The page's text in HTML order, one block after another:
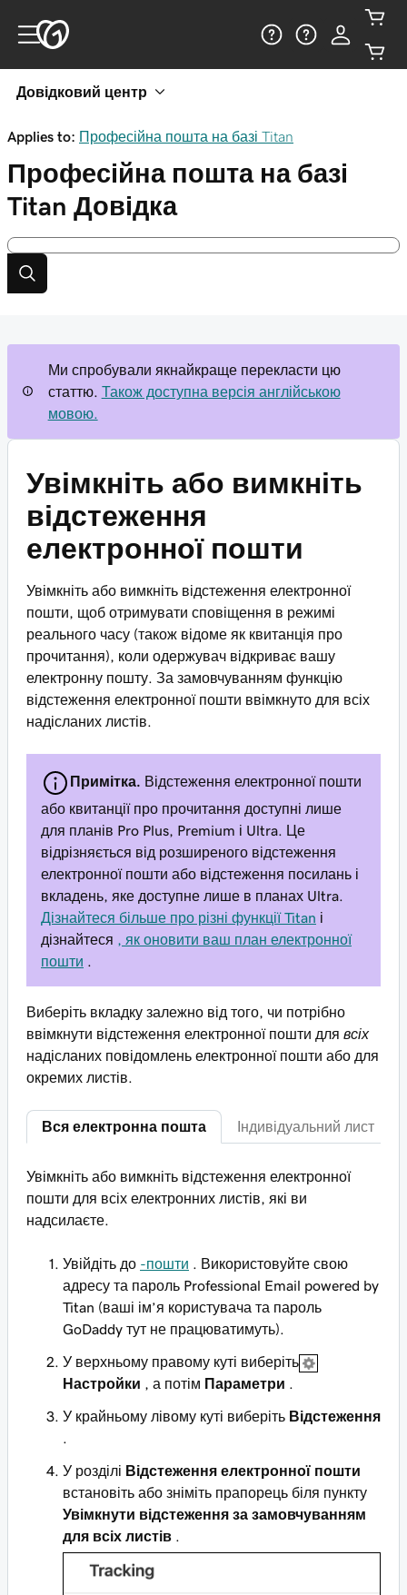
Довідковий центр
Applies to: Професійна пошта на базі Titan
Професійна пошта на базі
Titan Довідка
Ми спробували якнайкраще перекласти цю
статтю. Також доступна версія англійською
мовою.
Увімкніть або вимкніть
відстеження
електронної пошти
Увімкніть або вимкніть відстеження електронної
пошти, щоб отримувати сповіщення в режимі
реального часу (також відоме як квитанція про
прочитання), коли одержувач відкриває вашу
електронну пошту. За замовчуванням функцію
відстеження електронної пошти ввімкнуто для всіх
надісланих листів.
Примітка. Відстеження електронної пошти
або квитанції про прочитання доступні лише
для планів Pro Plus, Premium і Ultra. Це
відрізняється від розширеного відстеження
електронної пошти або відстеження посилань і
вкладень, яке доступне лише в планах Ultra.
Дізнайтеся більше про різні функції Titan і
дізнайтеся
, як оновити ваш план електронної
пошти
Виберіть вкладку залежно від того, чи потрібно
ввімкнути відстеження електронної пошти для всіх
надісланих повідомлень електронної пошти або для
окремих листів.
Вся електронна пошта Індивідуальний лист
Увімкніть або вимкніть відстеження електронної
пошти для всіх електронних листів, які ви
надсилаєте.
Увійдіть до -пошти . Використовуйте свою
адресу та пароль Professional Email powered by
Titan (ваші ім’я користувача та пароль
GoDaddy тут не працюватимуть).
У верхньому правому куті виберіть
Настройки , а потім Параметри
У крайньому лівому куті виберіть Відстеження
У розділі Відстеження електронної пошти
встановіть або зніміть прапорець біля пункту
Увімкнути відстеження за замовчуванням
для всіх листів